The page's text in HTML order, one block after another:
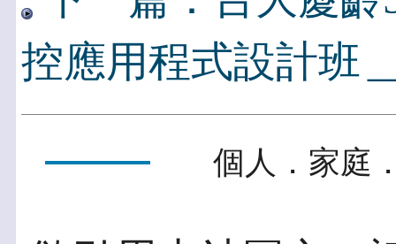
控應用程式設計班
個人．家庭